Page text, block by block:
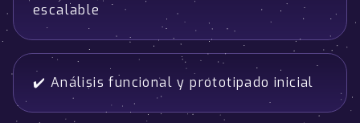
escalable
✔️ Análisis funcional y prototipado inicial